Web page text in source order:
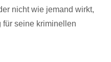
nicht wie jemand wirkt,
seine kriminellen